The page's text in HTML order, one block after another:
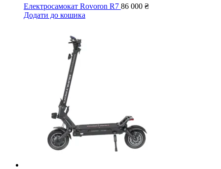
Електросамокат Rovoron R7 86 000 ₴
Додати до кошика